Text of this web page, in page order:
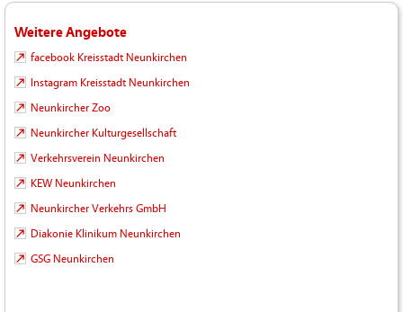
Weitere Angebote
facebook Kreisstadt Neunkirchen
Instagram Kreisstadt Neunkirchen
Neunkircher Zoo
Neunkircher Kulturgesellschaft
Verkehrsverein Neunkirchen
KEW Neunkirchen
Neunkircher Verkehrs GmbH
Diakonie Klinikum Neunkirchen
GSG Neunkirchen